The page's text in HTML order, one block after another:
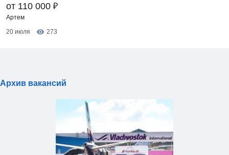
от 110 000 ₽
Артем
20 июля
273
Архив вакансий